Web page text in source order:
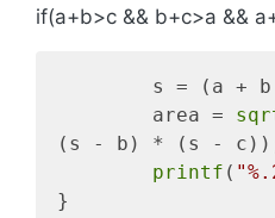
if(a+b>c && b+c>a &&
s = (a +
	area =
(s - b) * (s -
printf (